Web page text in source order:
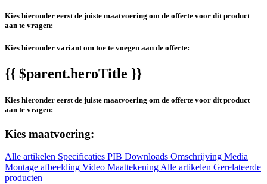
Kies hieronder eerst de juiste maatvoering om de offerte voor dit product
aan te vragen:
Kies hieronder variant om toe te voegen aan de offerte:
{{ $parent.heroTitle }}
Kies hieronder eerst de juiste maatvoering om de offerte voor dit product
aan te vragen:
Kies maatvoering:
Alle artikelen Specificaties PIB Downloads Omschrijving Media
Montage afbeelding Video MaattekeningAlle artikelen Gerelateerde
producten